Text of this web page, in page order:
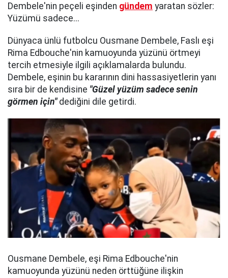
Dembele'nin peçeli eşinden gündem yaratan sözler:
Yüzümü sadece...
Dünyaca ünlü futbolcu Ousmane Dembele, Faslı eşi
Rima Edbouche'nin kamuoyunda yüzünü örtmeyi
tercih etmesiyle ilgili açıklamalarda bulundu.
Dembele, eşinin bu kararının dini hassasiyetlerin yanı
sıra bir de kendisine "Güzel yüzüm sadece senin
görmen için"dediğini dile getirdi.
Ousmane Dembele, eşi Rima Edbouche'nin
kamuoyunda yüzünü neden örttüğüne ilişkin